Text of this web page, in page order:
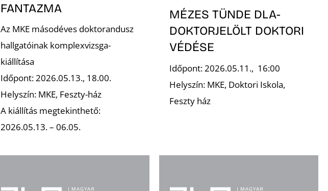
FANTAZMA
Az MKE másodéves doktorandusz
hallgatóinak komplexvizsga-
kiállítása
Időpont: 2026.05.13., 18.00.
Helyszín: MKE, Feszty-ház
A kiállítás megtekinthető:
2026.05.13. – 06.05.
MÉZES TÜNDE DLA-
DOKTORJELÖLT DOKTORI
VÉDÉSE
Időpont: 2026.05.11., 16:00
Helyszín: MKE, Doktori Iskola,
Feszty ház